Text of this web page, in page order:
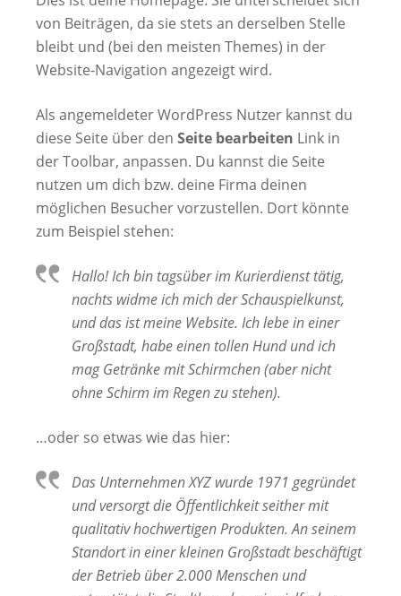
von Beiträgen, da sie stets an derselben Stelle
bleibt und (bei den meisten Themes) in der
Website-Navigation angezeigt wird.
Als angemeldeter WordPress Nutzer kannst du
diese Seite über den Seite bearbeiten Link in
der Toolbar, anpassen. Du kannst die Seite
nutzen um dich bzw. deine Firma deinen
möglichen Besucher vorzustellen. Dort könnte
zum Beispiel stehen:
Hallo! Ich bin tagsüber im Kurierdienst tätig,
nachts widme ich mich der Schauspielkunst,
und das ist meine Website. Ich lebe in einer
Großstadt, habe einen tollen Hund und ich
mag Getränke mit Schirmchen (aber nicht
ohne Schirm im Regen zu stehen).
…oder so etwas wie das hier:
Das Unternehmen XYZ wurde 1971 gegründet
und versorgt die Öffentlichkeit seither mit
qualitativ hochwertigen Produkten. An seinem
Standort in einer kleinen Großstadt beschäftigt
der Betrieb über 2.000 Menschen und